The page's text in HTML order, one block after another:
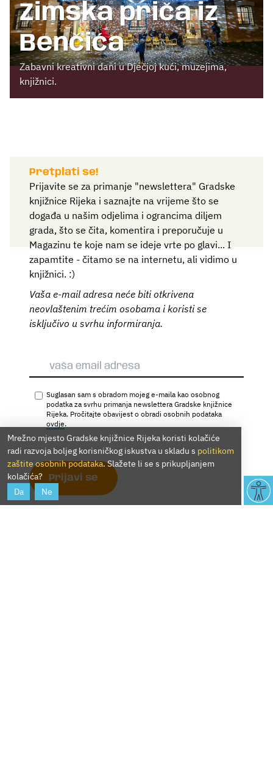
Zimska priča iz
Benčića
Zabavni kreativni dani u Dječjoj kući, muzejima,
knjižnici.
Pretplati se!
Prijavite se za primanje "newslettera" Gradske
knjižnice Rijeka i saznajte na vrijeme što se
događa u našim odjelima i ograncima diljem
grada, što se čita, komentira i preporučuje u
Magazinu te koje nam se ideje vrte po glavi... I
zapamtite - čitamo se na internetu, ali vidimo u
knjižnici. :)
Vaša e-mail adresa neće biti otkrivena
neovlaštenim trećim osobama i koristi se
isključivo u svrhu informiranja.
Suglasan sam s obradom mojeg e-maila kao osobnog
podatka za svrhu primanja newslettera Gradske knjižnice
Rijeka. Pročitajte obavijest o obradi osobnih podataka
ovdje.
Prijavi se
Mrežno mjesto Gradske knjižnice Rijeka koristi kolačiće
radi razvoja boljeg korisničkog iskustva u skladu s politikom
zaštite osobnih podataka. Slažete li se s prikupljanjem
kolačića?
Da
Ne